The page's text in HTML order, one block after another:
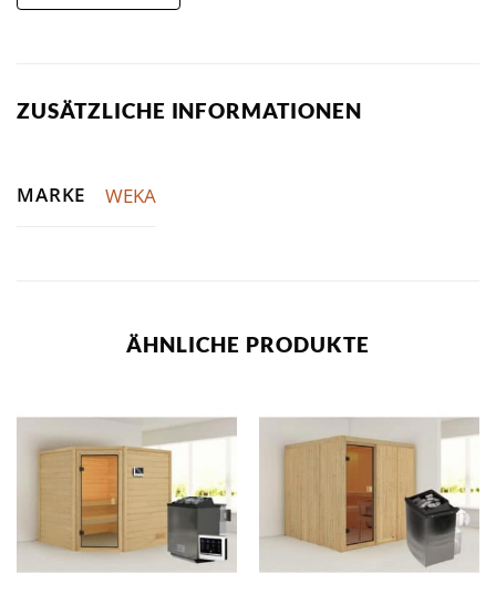
ZUSÄTZLICHE INFORMATIONEN
MARKE WEKA
ÄHNLICHE PRODUKTE